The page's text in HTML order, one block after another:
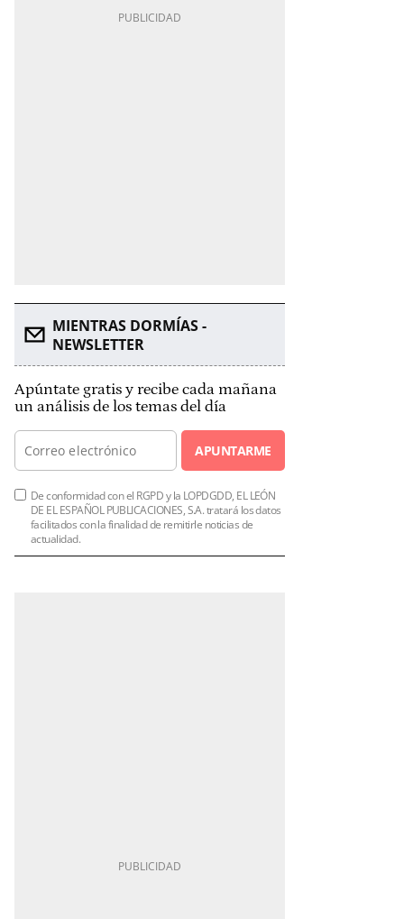
MIENTRAS DORMÍAS -
NEWSLETTER
Apúntate gratis y recibe cada mañana
un análisis de los temas del día
APUNTARME
De conformidad con el RGPD y la LOPDGDD, EL LEÓN
DE EL ESPAÑOL PUBLICACIONES, S.A. tratará los datos
facilitados con la finalidad de remitirle noticias de
actualidad.